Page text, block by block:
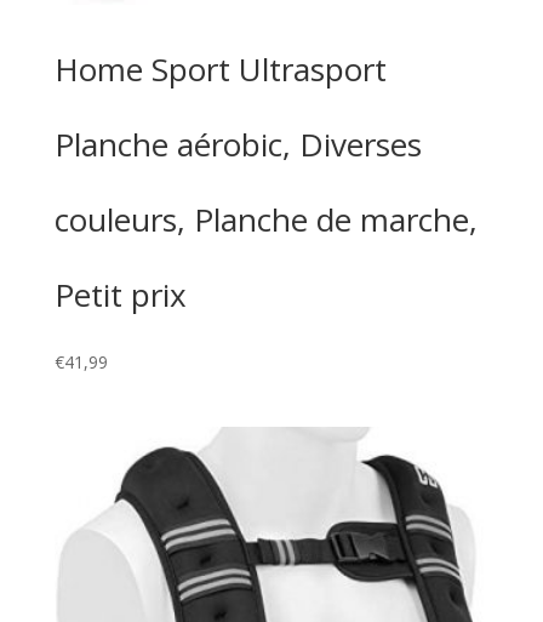
Home Sport Ultrasport
Planche aérobic, Diverses
couleurs, Planche de marche,
Petit prix
€41,99